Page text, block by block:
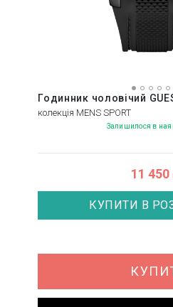
Годинник чоловічий
колекція MENS SPORT
Залишилося в
11 450
КУПИТИ В